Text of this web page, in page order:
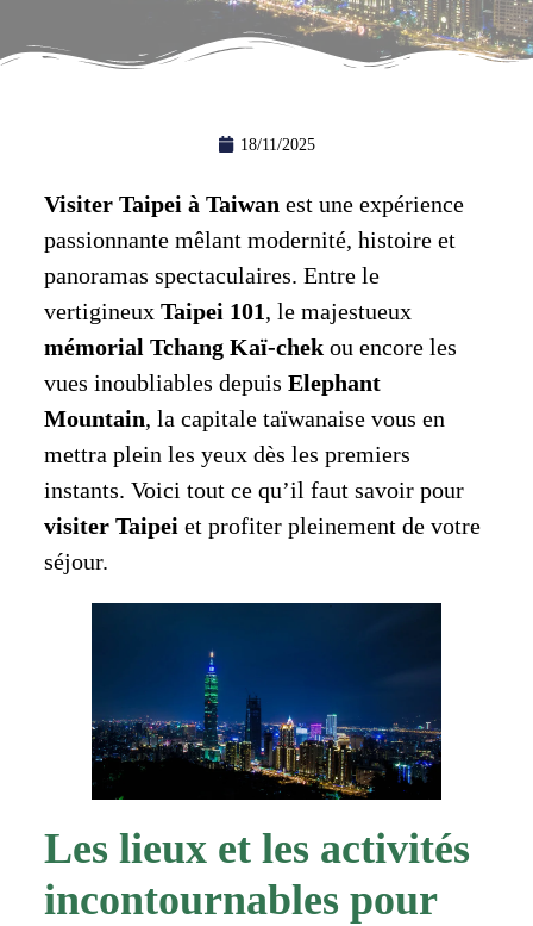
18/11/2025
Visiter Taipei à Taiwan est une expérience
passionnante mêlant modernité, histoire et
panoramas spectaculaires. Entre le
vertigineux Taipei 101, le majestueux
mémorial Tchang Kaï-chekou encore les
vues inoubliables depuis Elephant
Mountain, la capitale taïwanaise vous en
mettra plein les yeux dès les premiers
instants. Voici tout ce qu’il faut savoir pour
visiter Taipei et profiter pleinement de votre
séjour.
Les lieux et les activités
incontournables pour